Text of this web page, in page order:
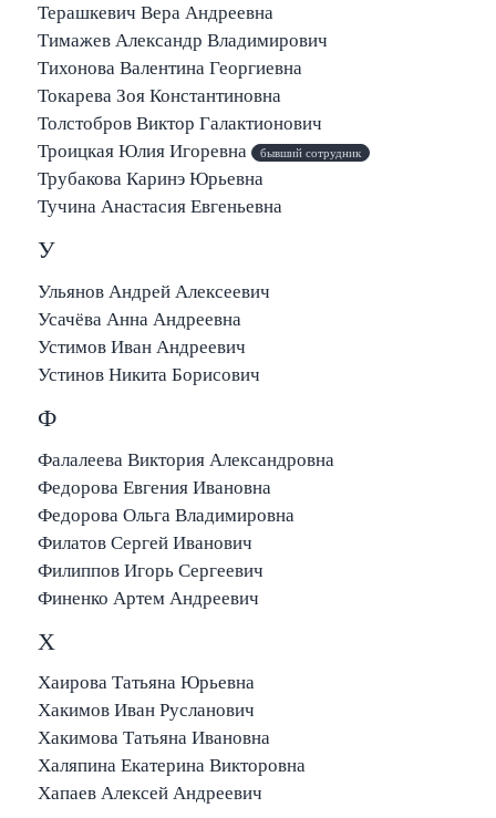
Терашкевич Вера Андреевна
Тимажев Александр Владимирович
Тихонова Валентина Георгиевна
Токарева Зоя Константиновна
Толстобров Виктор Галактионович
Троицкая Юлия Игоревна
бывший сотрудник
Трубакова Каринэ Юрьевна
Тучина Анастасия Евгеньевна
У
Ульянов Андрей Алексеевич
Усачёва Анна Андреевна
Устимов Иван Андреевич
Устинов Никита Борисович
Ф
Фалалеева Виктория Александровна
Федорова Евгения Ивановна
Федорова Ольга Владимировна
Филатов Сергей Иванович
Филиппов Игорь Сергеевич
Финенко Артем Андреевич
Х
Хаирова Татьяна Юрьевна
Хакимов Иван Русланович
Хакимова Татьяна Ивановна
Халяпина Екатерина Викторовна
Хапаев Алексей Андреевич